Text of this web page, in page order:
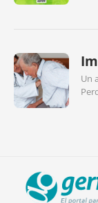
Un